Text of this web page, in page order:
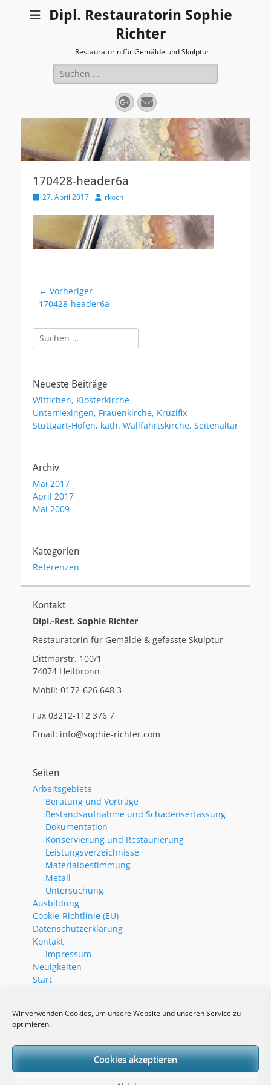
Wir verwenden Cookies, um unsere Website und unseren Service zu
optimieren.
Cookies akzeptieren
Dipl. Restauratorin Sophie
Richter
Restauratorin für Gemälde und Skulptur
Suchen
nach:
Googleplus
E-
Mail
170428-header6a
Veröffentlicht
27. April 2017 Autorrkoch
Beitragsnavigation
← Vorheriger
Vorheriger
170428-header6a
Suchen
nach:
Neueste Beiträge
Wittichen, Klosterkirche
Unterriexingen, Frauenkirche, Kruzifix
Stuttgart-Hofen, kath. Wallfahrtskirche, Seitenaltar
Archiv
Mai 2017
April 2017
Mai 2009
Kategorien
Referenzen
Kontakt
Dipl.-Rest. Sophie Richter
Restauratorin für Gemälde & gefasste Skulptur
Dittmarstr. 100/1
74074 Heilbronn
Mobil: 0172-626 648 3
Fax 03212-112 376 7
Email: info@sophie-richter.com
Seiten
Arbeitsgebiete
Beratung und Vorträge
Bestandsaufnahme und Schadenserfassung
Dokumentation
Konservierung und Restaurierung
Leistungsverzeichnisse
Materialbestimmung
Metall
Untersuchung
Ausbildung
Cookie-Richtlinie (EU)
Datenschutzerklärung
Kontakt
Impressum
Neuigkeiten
Start
Neueste Beiträge
Wittichen, Klosterkirche
Stuttgart-Hofen, kath. Wallfahrtskirche, Seitenaltar
Stuttgart, Staatsgalerie, Reiterdenkmal Wilhelm I.